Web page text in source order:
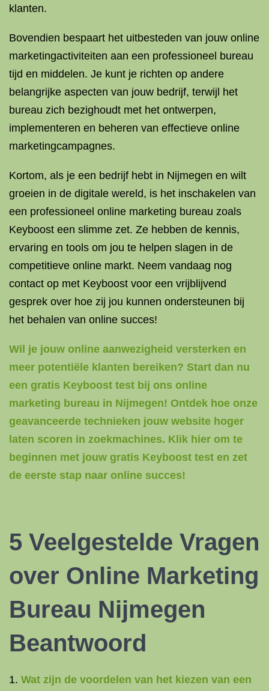
klanten.
Bovendien bespaart het uitbesteden van jouw online
marketingactiviteiten aan een professioneel bureau
tijd en middelen. Je kunt je richten op andere
belangrijke aspecten van jouw bedrijf, terwijl het
bureau zich bezighoudt met het ontwerpen,
implementeren en beheren van effectieve online
marketingcampagnes.
Kortom, als je een bedrijf hebt in Nijmegen en wilt
groeien in de digitale wereld, is het inschakelen van
een professioneel online marketing bureau zoals
Keyboost een slimme zet. Ze hebben de kennis,
ervaring en tools om jou te helpen slagen in de
competitieve online markt. Neem vandaag nog
contact op met Keyboost voor een vrijblijvend
gesprek over hoe zij jou kunnen ondersteunen bij
het behalen van online succes!
Wil je jouw online aanwezigheid versterken en
meer potentiële klanten bereiken? Start dan nu
een gratis Keyboost test bij ons online
marketing bureau in Nijmegen! Ontdek hoe onze
geavanceerde technieken jouw website hoger
laten scoren in zoekmachines. Klik hier om te
beginnen met jouw gratis Keyboost test en zet
de eerste stap naar online succes!
5 Veelgestelde Vragen
over Online Marketing
Bureau Nijmegen
Beantwoord
Wat zijn de voordelen van het kiezen van een